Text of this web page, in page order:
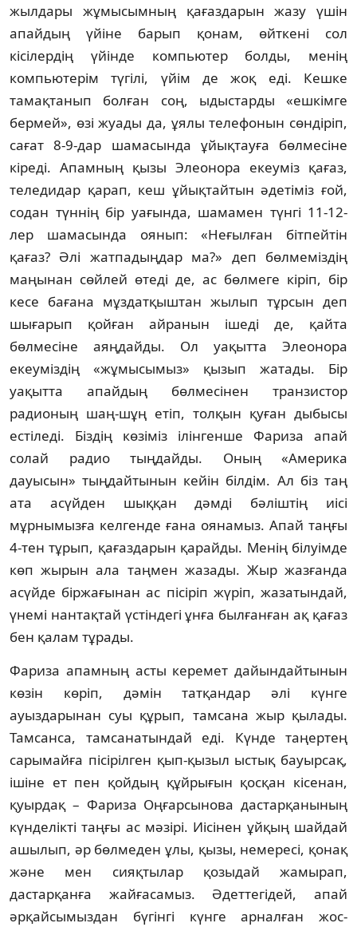
жылдары жұмысымның қағаз­дарын жазу үшін
апайдың үйіне барып қонам, өйт­кені сол
кісілердің үйінде компьютер бол­ды, менің
компьютерім түгілі, үйім де жоқ еді. Кешке
тамақтанып болған соң, ыдыс­тарды «ешкімге
бермей», өзі жуады да, ұялы телефонын сөндіріп,
сағат 8-9-дар шамасында ұйықтауға бөлмесіне
кіреді. Апам­ның қызы Элеонора екеуміз қағаз,
теле­дидар қарап, кеш ұйықтайтын әдетіміз ғой,
содан түннің бір уағында, шамамен түнгі 11-12-
лер шамасында оянып: «Неғылған бітпейтін
қағаз? Әлі жатпадыңдар ма?» деп бөлмеміздің
маңынан сөйлей өтеді де, ас бөлмеге кіріп, бір
кесе бағана мұздатқыштан жылып тұрсын деп
шығарып қойған айра­нын ішеді де, қайта
бөлмесіне аяңдайды. Ол уақытта Элеонора
екеуміздің «жұмысымыз» қызып жатады. Бір
уақытта апайдың бөл­ме­сінен транзистор
радионың шаң-шұң етіп, толқын қуған дыбысы
естіледі. Біздің көзіміз ілін­генше Фариза апай
солай радио тың­дай­ды. Оның «Америка
дауысын» тыңдайтынын кейін білдім. Ал біз таң
ата асүйден шыққан дәмді бәліштің иісі
мұрнымызға келгенде ғана оянамыз. Апай таңғы
4-тен тұрып, қа­ғаз­дарын қарайды. Менің білуімде
көп жы­рын ала таңмен жазады. Жыр жазғанда
асүй­де біржағынан ас пісіріп жүріп, жаза­тын­дай,
үнемі нантақтай үстіндегі ұнға был­ғанған ақ қағаз
бен қалам тұрады.
Фариза апамның асты керемет дайын­дайтынын
көзін көріп, дәмін тат­қандар әлі күнге
ауыздарынан суы құрып, там­сана жыр қылады.
Тамсанса, тамсанатын­дай еді. Күнде таңертең
сарымайға пісірілген қып-қызыл ыстық бауырсақ,
ішіне ет пен қой­дың құйрығын қосқан кісенан,
қуырдақ – Фариза Оңғарсынова дастарқанының
күн­делікті таңғы ас мәзірі. Иісінен ұйқың шай­дай
ашылып, әр бөлмеден ұлы, қызы, немере­сі, қонақ
және мен сияқтылар қозыдай жа­мырап,
дастарқанға жайғасамыз. Әдеттегідей, апай
әрқайсымыздан бүгінгі күнге арналған жос­